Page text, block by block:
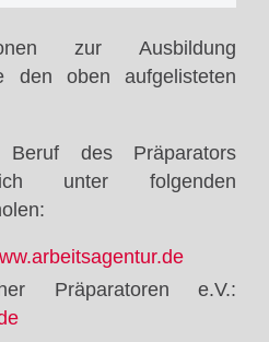
zur Ausbildung
den oben aufgelisteten
Beruf des Präparators
unter folgenden
Präparatoren e.V.: